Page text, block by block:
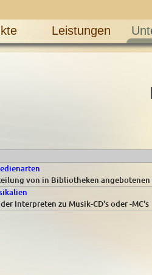
Leistungen
von in Bibliotheken angebotenen
Interpreten zu Musik-CD's oder -MC's